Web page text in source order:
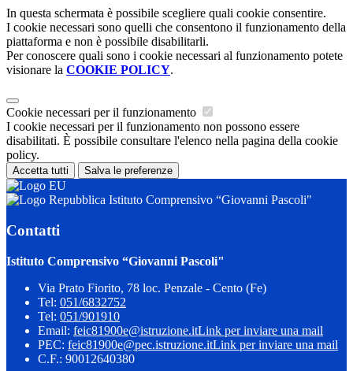
In questa schermata è possibile scegliere quali cookie consentire.
I cookie necessari sono quelli che consentono il funzionamento della
piattaforma e non è possibile disabilitarli.
Per conoscere quali sono i cookie necessari al funzionamento potete
visionare la COOKIE POLICY.
Cookie necessari per il funzionamento
I cookie necessari per il funzionamento non possono essere
disabilitati. È possibile consultare l'elenco nella pagina della cookie
policy.
Accetta tutti Salva le preferenze
Istituto Comprensivo “Giovanni Pascoli"
Contatti
Istituto Comprensivo “Giovanni Pascoli"
Via Prato Fiorito, 78 loc. Penzale - Cento (Fe)
Tel: 051/6832752
Tel: 051/901910
Email: feic81900e@istruzione.itLink per inviare una mail
PEC: feic81900e@pec.istruzione.itLink per inviare una mail
C.F.: 90012640380